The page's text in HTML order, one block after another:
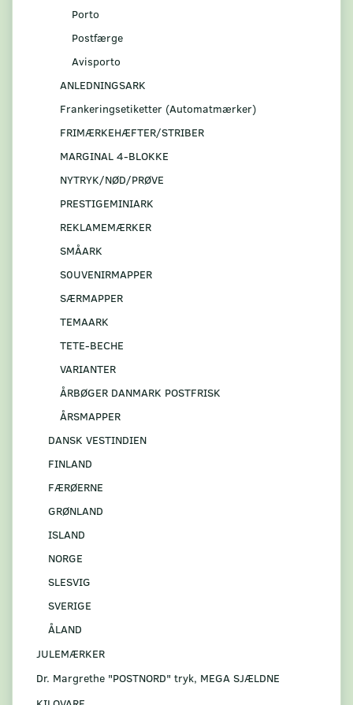
Porto
Postfærge
Avisporto
ANLEDNINGSARK
Frankeringsetiketter (Automatmærker)
FRIMÆRKEHÆFTER/STRIBER
MARGINAL 4-BLOKKE
NYTRYK/NØD/PRØVE
PRESTIGEMINIARK
REKLAMEMÆRKER
SMÅARK
S0UVENIRMAPPER
SÆRMAPPER
TEMAARK
TETE-BECHE
VARIANTER
ÅRBØGER DANMARK POSTFRISK
ÅRSMAPPER
DANSK VESTINDIEN
FINLAND
FÆRØERNE
GRØNLAND
ISLAND
NORGE
SLESVIG
SVERIGE
ÅLAND
JULEMÆRKER
Dr. Margrethe "POSTNORD" tryk, MEGA SJÆLDNE